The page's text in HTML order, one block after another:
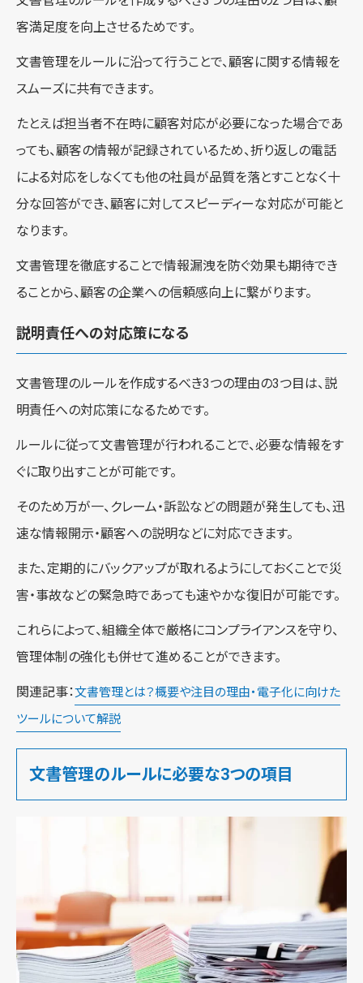
客満足度を向上させるためです。
文書管理をルールに沿って行うことで、顧客に関する情報を
スムーズに共有できます。
たとえば担当者不在時に顧客対応が必要になった場合であ
っても、顧客の情報が記録されているため、折り返しの電話
による対応をしなくても他の社員が品質を落とすことなく十
分な回答ができ、顧客に対してスピーディーな対応が可能と
なります。
文書管理を徹底することで情報漏洩を防ぐ効果も期待でき
ることから、顧客の企業への信頼感向上に繋がります。
説明責任への対応策になる
文書管理のルールを作成するべき3つの理由の3つ目は、説
明責任への対応策になるためです。
ルールに従って文書管理が行われることで、必要な情報をす
ぐに取り出すことが可能です。
そのため万が一、クレーム・訴訟などの問題が発生しても、迅
速な情報開示・顧客への説明などに対応できます。
また、定期的にバックアップが取れるようにしておくことで災
害・事故などの緊急時であっても速やかな復旧が可能です。
これらによって、組織全体で厳格にコンプライアンスを守り、
管理体制の強化も併せて進めることができます。
関連記事：文書管理とは？概要や注目の理由・電子化に向けた
ツールについて解説
文書管理のルールに必要な3つの項目